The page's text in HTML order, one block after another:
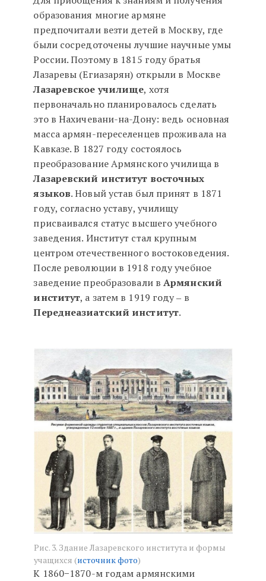
образования многие армяне
предпочитали везти детей в Москву, где
были сосредоточены лучшие научные умы
России. Поэтому в 1815 году братья
Лазаревы (Егиазарян) открыли в Москве
Лазаревское училище, хотя
первоначально планировалось сделать
это в Нахичевани-на-Дону: ведь основная
масса армян-переселенцев проживала на
Кавказе. В 1827 году состоялось
преобразование Армянского училища в
Лазаревский институт восточных
языков. Новый устав был принят в 1871
году, согласно уставу, училищу
присваивался статус высшего учебного
заведения. Институт стал крупным
центром отечественного востоковедения.
После революции в 1918 году учебное
заведение преобразовали вАрмянский
институт, а затем в 1919 году ‒ в
Переднеазиатский институт.
Рис. 3. Здание Лазаревского института и формы
учащихся (источник фото)
К 1860−1870-м годам армянскими